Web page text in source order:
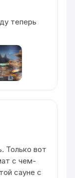
теперь
Только вот
с чем-
сауне с